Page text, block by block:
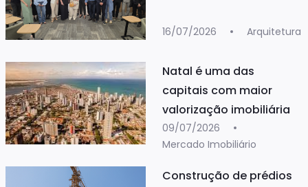
16/07/2026 Arquitetura
Natal é uma das
capitais com maior
valorização imobiliária
09/07/2026
Mercado Imobiliário
Construção de prédios